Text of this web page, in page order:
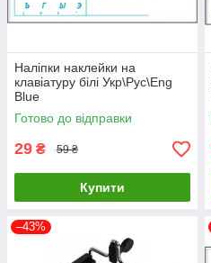
Наліпки наклейки на
клавіатуру білі Укр\Рус\Eng
Blue
Готово до відправки
29 ₴ 59 ₴
Купити
–43%